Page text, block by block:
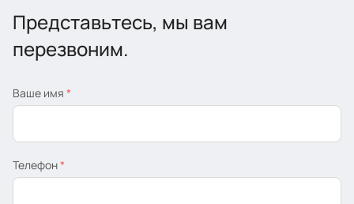
Представьтесь, мы вам
перезвоним.
Ваше имя *
Телефон*